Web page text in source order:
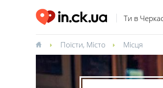
Ти в
Поїсти, Місто Місця